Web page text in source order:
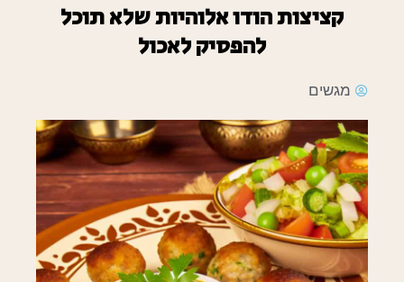
קציצות הודו אלוהיות שלא תוכל
להפסיק לאכול
מגשים